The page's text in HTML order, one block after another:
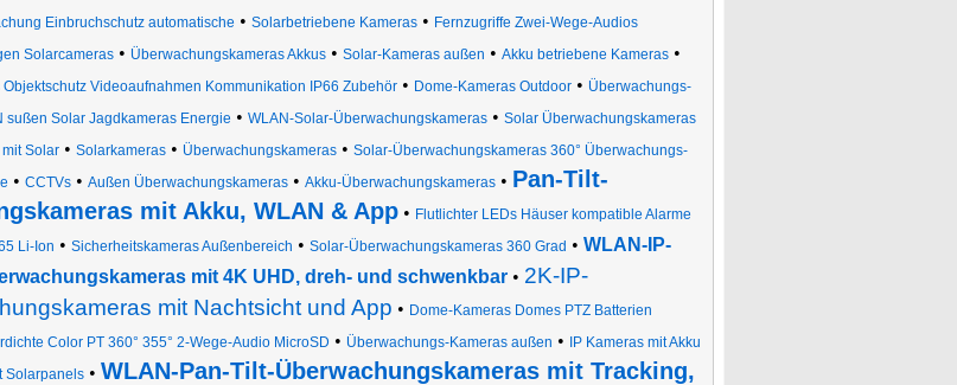
Einbruchschutz automatische • Solarbetriebene Kameras• Fernzugriffe Zwei-Wege-Audios
Solarcameras • Überwachungskameras Akkus • Solar-Kameras außen • Akku betriebene Kameras •
Videoaufnahmen Kommunikation IP66 Zubehör• Dome-Kameras Outdoor• Überwachungs-
sußen Solar Jagdkameras Energie • WLAN-Solar-Überwachungskameras• Solar Überwachungskameras
Solar• Solarkameras• Überwachungskameras• Solar-Überwachungskameras 360° Überwachungs-
• CCTVs• Außen Überwachungskameras• Akku-Überwachungskameras• Pan-Tilt-
mit Akku, WLAN & App • Flutlichter LEDs Häuser kompatible Alarme
Li-Ion • Sicherheitskameras Außenbereich • Solar-Überwachungskameras 360 Grad • WLAN-IP-
mit 4K UHD, dreh- und schwenkbar • 2K-IP-
mit Nachtsicht und App • Dome-Kameras Domes PTZ Batterien
Color PT 360° 355° 2-Wege-Audio MicroSD • Überwachungs-Kameras außen • IP Kameras mit Akku
Solarpanels • WLAN-Pan-Tilt-Überwachungskameras mit Tracking,